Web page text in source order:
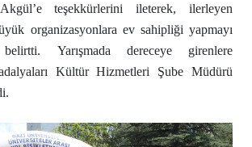
teşekkürlerini ileterek, ilerleyen
organizasyonlara ev sahipliği yapmayı
Yarışmada dereceye girenlere
Kültür Hizmetleri Şube Müdürü